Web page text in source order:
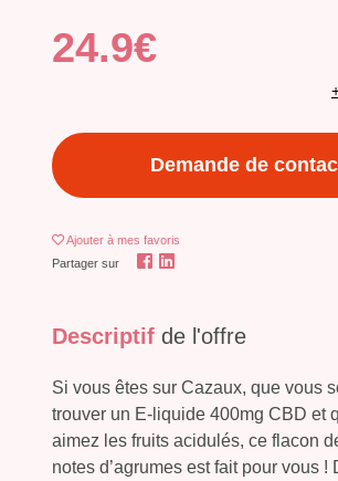
24.9€
Demande de
Ajouter à mes favoris
Partager sur
Descriptif de l'offre
Si vous êtes sur Cazaux, que vous
trouver un E-liquide 400mg CBD et
aimez les fruits acidulés, ce flacon
notes d’agrumes est fait pour vous !